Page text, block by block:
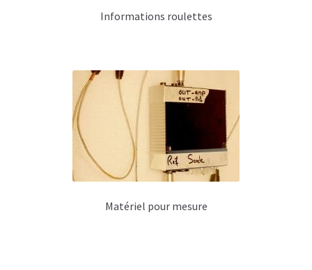
Ergonomie
Mousses acoustiques
Connecteurs et câblage pour enceinte
Poignées pour enceinte
Coins et pieds
Informations roulettes
Matériel pour mesure